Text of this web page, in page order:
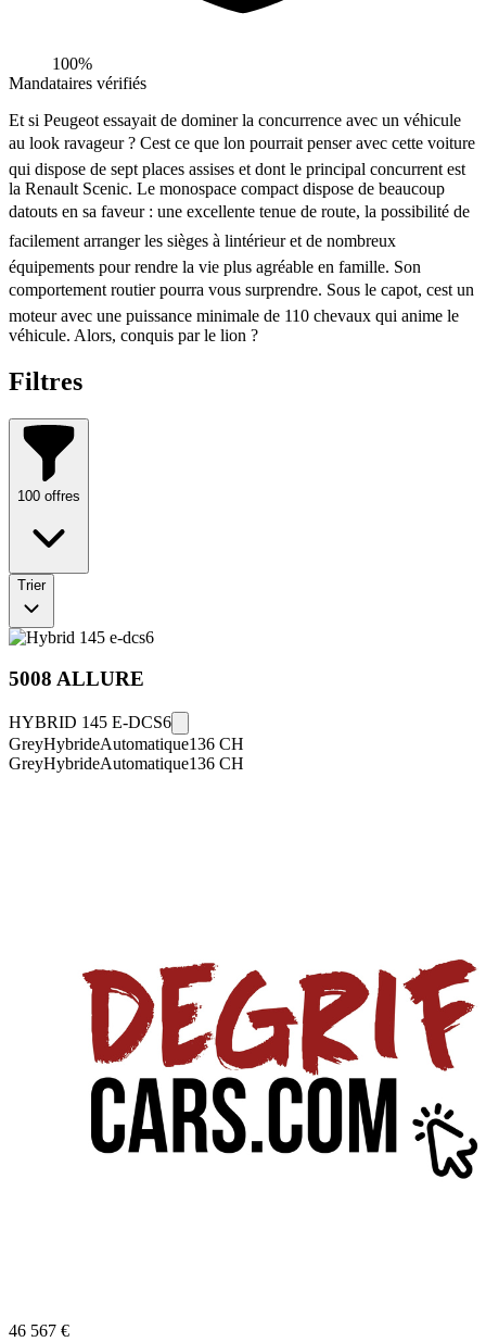
100%
Mandataires vérifiés
Et si Peugeot essayait de dominer la concurrence avec un véhicule
au look ravageur ? Cest ce que lon pourrait penser avec cette voiture
qui dispose de sept places assises et dont le principal concurrent est
la Renault Scenic. Le monospace compact dispose de beaucoup
datouts en sa faveur : une excellente tenue de route, la possibilité de
facilement arranger les sièges à lintérieur et de nombreux
équipements pour rendre la vie plus agréable en famille. Son
comportement routier pourra vous surprendre. Sous le capot, cest un
moteur avec une puissance minimale de 110 chevaux qui anime le
véhicule. Alors, conquis par le lion ?
Filtres
100 offres
Trier
5008 ALLURE
HYBRID 145 E-DCS6
GreyHybrideAutomatique136 CH
GreyHybrideAutomatique136 CH
46 567 €